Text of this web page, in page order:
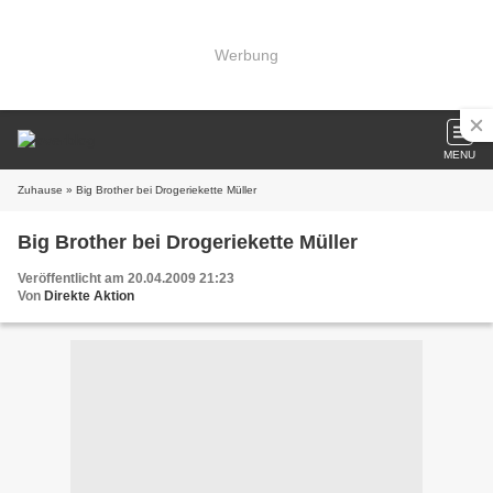
Werbung
MENU
Zuhause » Big Brother bei Drogeriekette Müller
Big Brother bei Drogeriekette Müller
Veröffentlicht am 20.04.2009 21:23
Von Direkte Aktion